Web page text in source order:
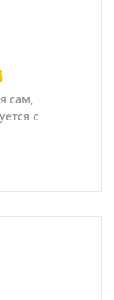
сам,
с